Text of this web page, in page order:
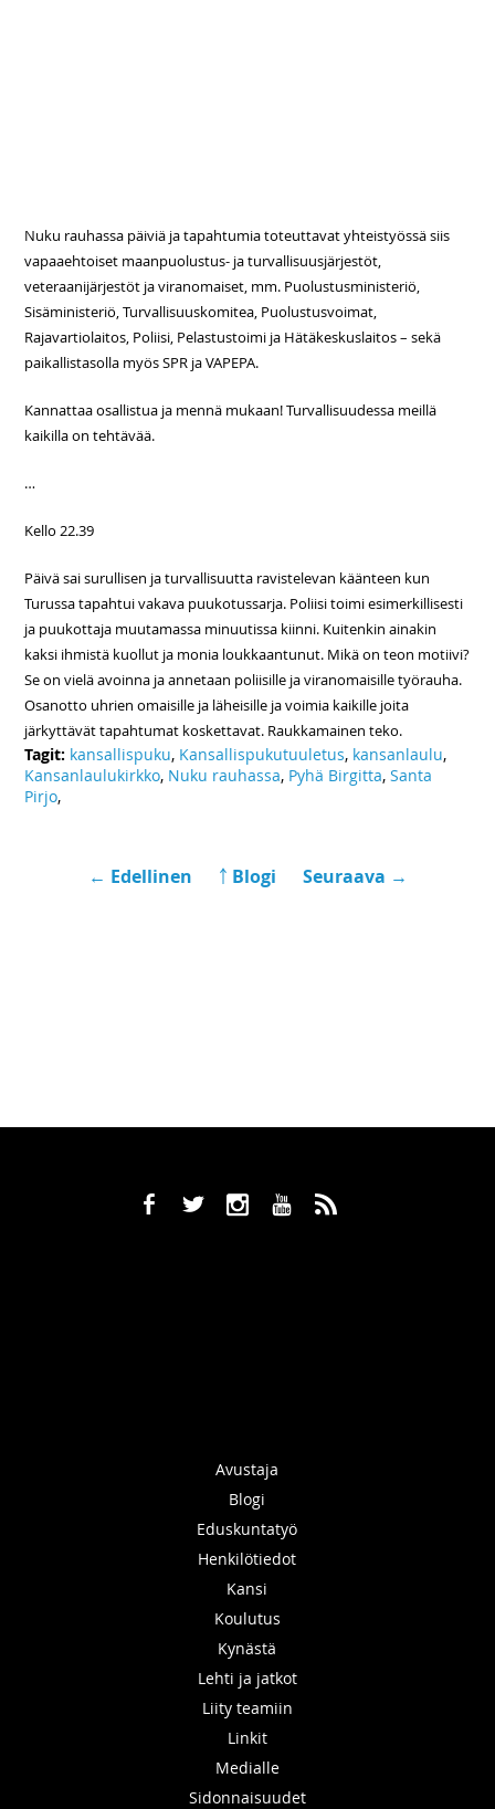
Nuku rauhassa päiviä ja tapahtumia toteuttavat yhteistyössä siis
vapaaehtoiset maanpuolustus- ja turvallisuusjärjestöt,
veteraanijärjestöt ja viranomaiset, mm. Puolustusministeriö,
Sisäministeriö, Turvallisuuskomitea, Puolustusvoimat,
Rajavartiolaitos, Poliisi, Pelastustoimi ja Hätäkeskuslaitos – sekä
paikallistasolla myös SPR ja VAPEPA.
Kannattaa osallistua ja mennä mukaan! Turvallisuudessa meillä
kaikilla on tehtävää.
…
Kello 22.39
Päivä sai surullisen ja turvallisuutta ravistelevan käänteen kun
Turussa tapahtui vakava puukotussarja. Poliisi toimi esimerkillisesti
ja puukottaja muutamassa minuutissa kiinni. Kuitenkin ainakin
kaksi ihmistä kuollut ja monia loukkaantunut. Mikä on teon motiivi?
Se on vielä avoinna ja annetaan poliisille ja viranomaisille työrauha.
Osanotto uhrien omaisille ja läheisille ja voimia kaikille joita
järkyttävät tapahtumat koskettavat. Raukkamainen teko.
Tagit: kansallispuku, Kansallispukutuuletus, kansanlaulu,
Kansanlaulukirkko, Nuku rauhassa, Pyhä Birgitta,Santa
Pirjo,
← Edellinen ￪ Blogi Seuraava →
b a x r ,
Avustaja
Blogi
Eduskuntatyö
Henkilötiedot
Kansi
Koulutus
Kynästä
Lehti ja jatkot
Liity teamiin
Linkit
Medialle
Sidonnaisuudet